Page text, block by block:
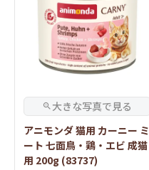
アニモンダ 猫用 カーニー ミ
ート 七面鳥・鶏・エビ 成猫
用 200g (83737)